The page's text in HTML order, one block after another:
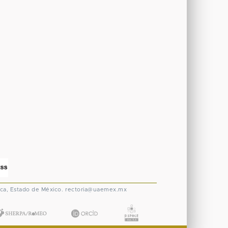
Estado de México. rectoria@uaemex.mx